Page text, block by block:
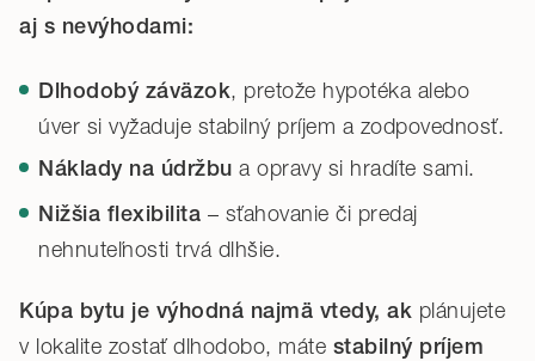
aj s nevýhodami:
Dlhodobý záväzok, pretože hypotéka alebo
úver si vyžaduje stabilný príjem a zodpovednosť.
Náklady na údržbu a opravy si hradíte sami.
Nižšia flexibilita – sťahovanie či predaj
nehnuteľnosti trvá dlhšie.
Kúpa bytu je výhodná najmä vtedy, ak plánujete
v lokalite zostať dlhodobo, máte stabilný príjem